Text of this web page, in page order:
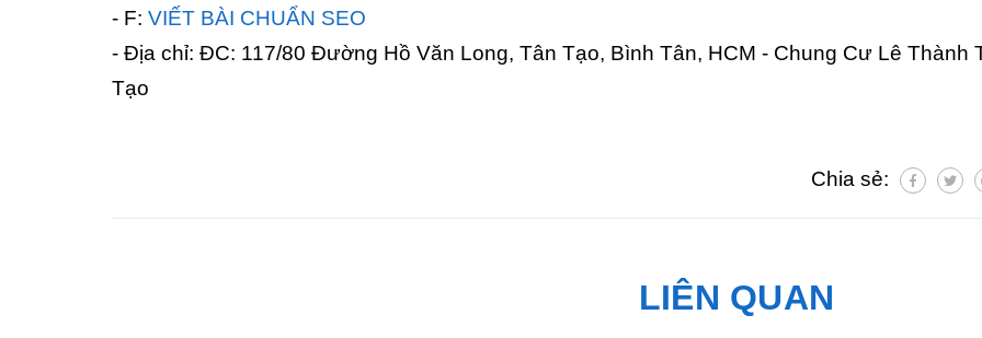
- F: VIẾT BÀI CHUẨN SEO
- Địa chỉ: ĐC: 117/80 Đường Hồ Văn Long, Tân Tạo, Bình Tân, HCM - Chung Cư Lê Thành
Tạo
Chia sẻ:
LIÊN QUAN